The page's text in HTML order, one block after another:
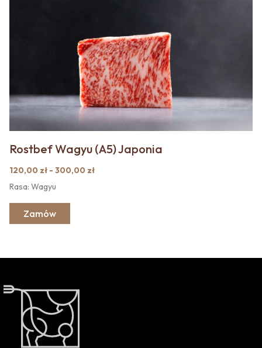
Rostbef Wagyu (A5) Japonia
120,00 zł - 300,00 zł
Rasa: Wagyu
Zamów